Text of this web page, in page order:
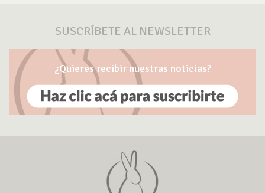
SUSCRÍBETE AL NEWSLETTER
¿Quieres recibir nuestras noticias?